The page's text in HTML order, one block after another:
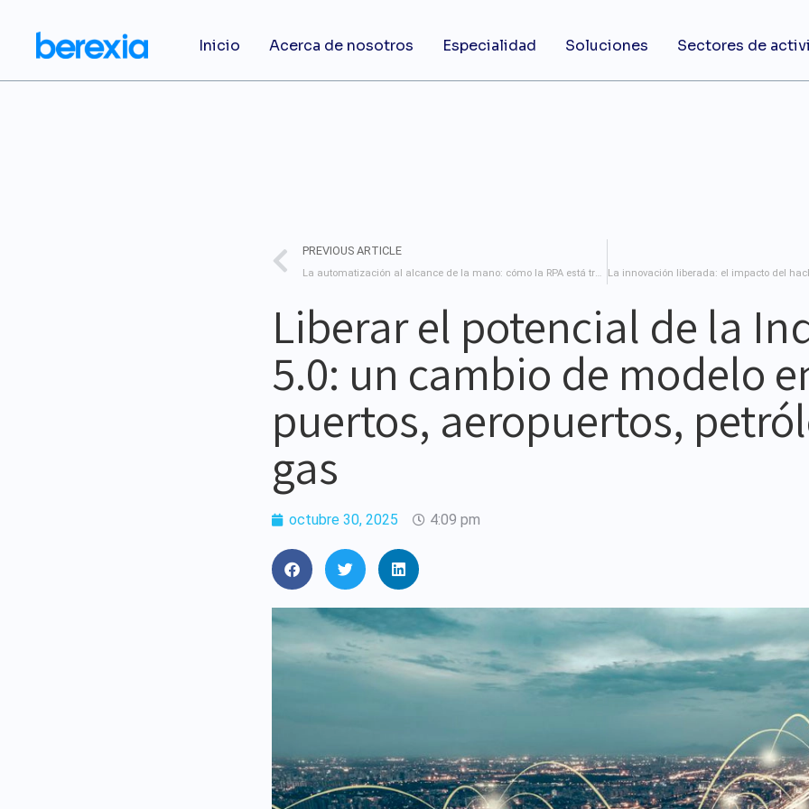
Inicio Acerca de nosotros Especialidad Soluciones Sectores de
PREVIOUS ARTICLE
La automatización al alcance de la mano: cómo la RPA está transformando las empresas
Liberar el potencial de la
5.0: un cambio de modelo
puertos, aeropuertos,
gas
octubre 30, 2025 4:09 pm